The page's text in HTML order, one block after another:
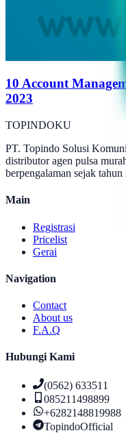
10 Account
2023
TOPINDOKU
PT. Topindo Solusi
distributor agen pulsa
berpengalaman sejak tahun
Main
Registrasi
Pricelist
Gerai
Navigation
Contact
About us
F.A.Q
Hubungi Kami
(0562) 633511
085211498899
+6282148819988
TopindoOfficial